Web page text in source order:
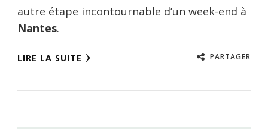
autre étape incontournable d’un week-end à
Nantes.
LIRE LA SUITE PARTAGER